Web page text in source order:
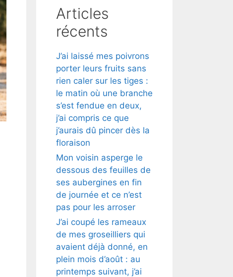
Articles
récents
J’ai laissé mes poivrons
porter leurs fruits sans
rien caler sur les tiges :
le matin où une branche
s’est fendue en deux,
j’ai compris ce que
j’aurais dû pincer dès la
floraison
Mon voisin asperge le
dessous des feuilles de
ses aubergines en fin
de journée et ce n’est
pas pour les arroser
J’ai coupé les rameaux
de mes groseilliers qui
avaient déjà donné, en
plein mois d’août : au
printemps suivant, j’ai